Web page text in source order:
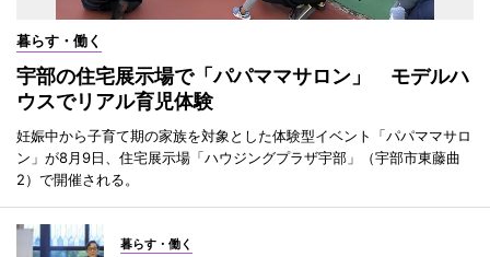
暮らす・働く
宇部の住宅展示場で「パパママサロン」 モデルハ
ウスでリアル育児体験
妊娠中から子育て期の家族を対象とした体験型イベント「パパママサロ
ン」が8月9日、住宅展示場「ハウジングプラザ宇部」（宇部市東藤曲
2）で開催される。
暮らす・働く